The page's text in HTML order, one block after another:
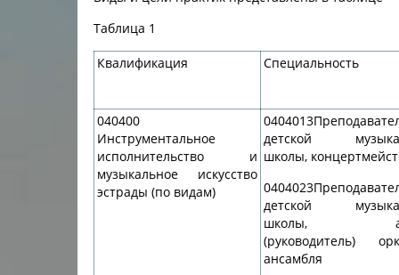
колледж)
Комитет по
Служба
инструменты»
специальность «Хореографическое
искусство»
специальность «Духовые и ударные
инструменты»
специальность «Актерское
искусство»
специальность «Теория музыки»
Результаты вступительных
Результаты вступительных
экзаменов в колледж/2023
Таблица 1
Квалификация Специальность
040400
Инструментальное
исполнительство и
музыкальное искусство
эстрады (по видам)
детской
школы,
детской
школы,
(руководитель)
ансамбля